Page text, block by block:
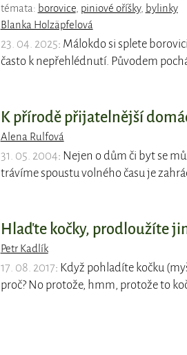
témata: borovice, piniové oříšky, bylinky
Blanka Holzäpfelová
23. 04. 2025: Málokdo si splete
často k nepřehlédnutí. Původem
K přírodě přijatelnější
Alena Rulfová
31. 05. 2004: Nejen o dům či byt se
trávíme spoustu volného času je
Hlaďte kočky, prodloužíte
Petr Kadlík
17. 08. 2017: Když pohladíte kočku
proč? No protože, hmm, protože to